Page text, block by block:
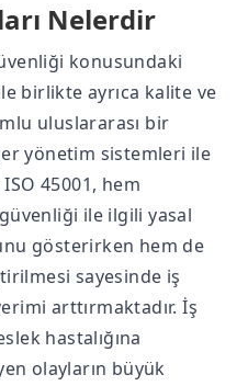
Nelerdir
konusundaki
birlikte ayrıca kalite ve
uluslararası bir
yönetim sistemleri ile
45001, hem
ile ilgili yasal
gösterirken hem de
sayesinde iş
arttırmaktadır. İş
hastalığına
olayların büyük